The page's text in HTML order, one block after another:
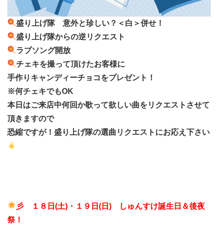
盛り上げ隊 意外と珍しい？＜白＞併せ！
盛り上げ隊からの逆リクエスト
ラブソング開放
チェキを撮って頂けたお客様に
手作りキャンディーチョコをプレゼント！
※何チェキでもOK
本日はご来店中何回か歌って欲しい曲をリクエストさせて
頂きますので
恐縮ですが！盛り上げ隊の選曲リクエストにお応え下さい
彡 １８日(土)・１９日(日) しゅんすけ誕生日＆後夜
祭！